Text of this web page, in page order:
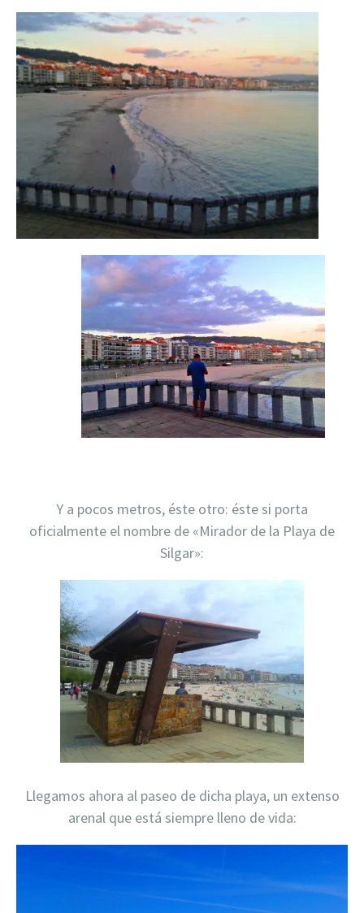
Y a pocos metros, éste otro: éste si porta
oficialmente el nombre de «Mirador de la Playa de
Silgar»:
Llegamos ahora al paseo de dicha playa, un extenso
arenal que está siempre lleno de vida: